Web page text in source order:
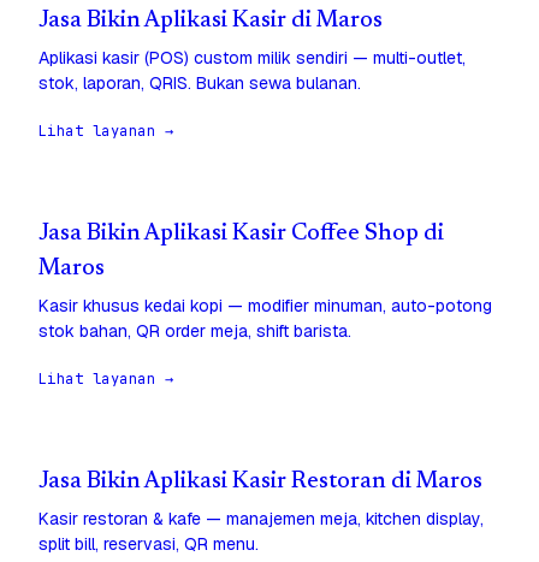
Jasa Bikin Aplikasi Kasir di Maros
Aplikasi kasir (POS) custom milik sendiri — multi-outlet,
stok, laporan, QRIS. Bukan sewa bulanan.
Lihat layanan →
Jasa Bikin Aplikasi Kasir Coffee Shop di
Maros
Kasir khusus kedai kopi — modifier minuman, auto-potong
stok bahan, QR order meja, shift barista.
Lihat layanan →
Jasa Bikin Aplikasi Kasir Restoran di Maros
Kasir restoran & kafe — manajemen meja, kitchen display,
split bill, reservasi, QR menu.